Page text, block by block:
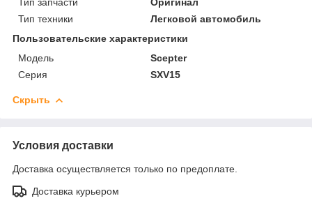
Тип техники
Легковой автомобиль
Пользовательские характеристики
Модель
Scepter
Серия
SXV15
Скрыть
Условия доставки
Доставка осуществляется только по предоплате.
Доставка курьером